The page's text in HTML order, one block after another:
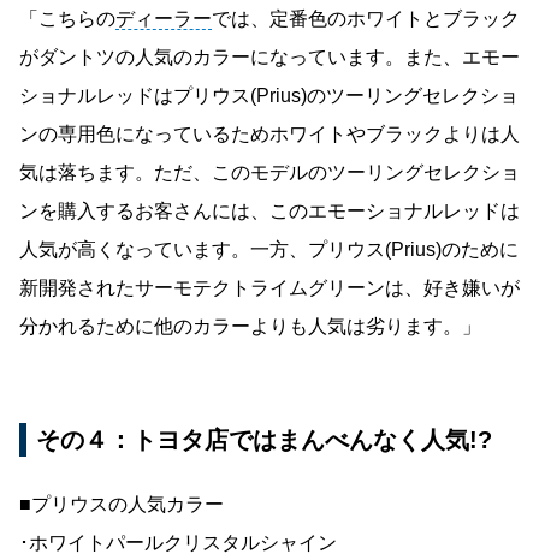
「こちらのディーラーでは、定番色のホワイトとブラック
がダントツの人気のカラーになっています。また、エモー
ショナルレッドはプリウス(Prius)のツーリングセレクショ
ンの専用色になっているためホワイトやブラックよりは人
気は落ちます。ただ、このモデルのツーリングセレクショ
ンを購入するお客さんには、このエモーショナルレッドは
人気が高くなっています。一方、プリウス(Prius)のために
新開発されたサーモテクトライムグリーンは、好き嫌いが
分かれるために他のカラーよりも人気は劣ります。」
その４：トヨタ店ではまんべんなく人気!?
■プリウスの人気カラー
･ホワイトパールクリスタルシャイン